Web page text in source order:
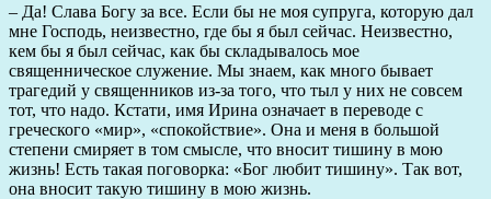
– Да! Слава Богу за все. Если бы не моя супруга, которую дал
мне Господь, неизвестно, где бы я был сейчас. Неизвестно,
кем бы я был сейчас, как бы складывалось мое
священническое служение. Мы знаем, как много бывает
трагедий у священников из-за того, что тыл у них не совсем
тот, что надо. Кстати, имя Ирина означает в переводе с
греческого «мир», «спокойствие». Она и меня в большой
степени смиряет в том смысле, что вносит тишину в мою
жизнь! Есть такая поговорка: «Бог любит тишину». Так вот,
она вносит такую тишину в мою жизнь.